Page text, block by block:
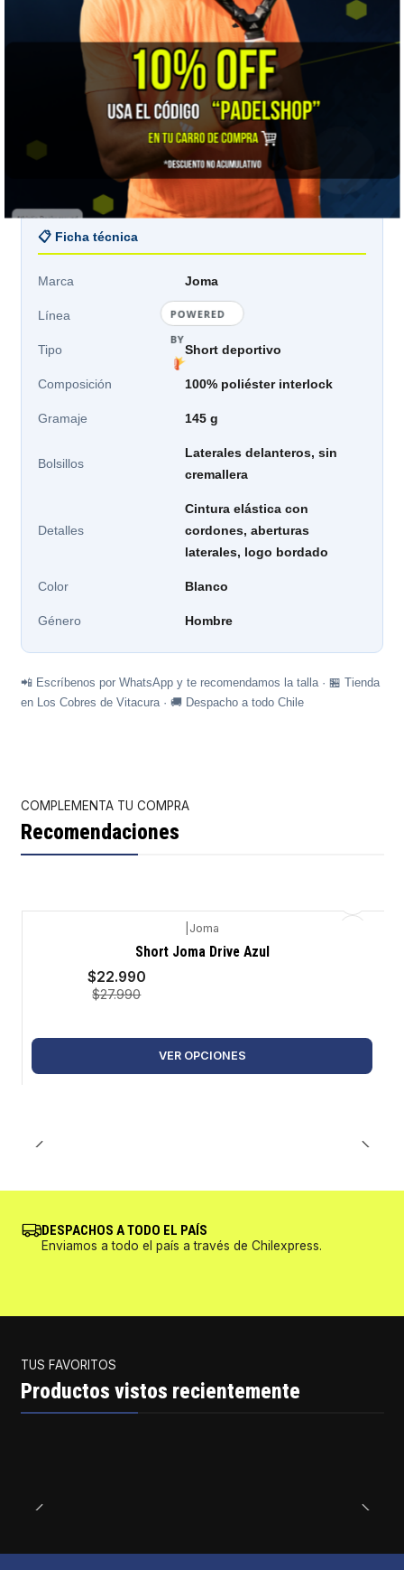
Tiro 81 81,5 82 82,5 83
Mídete a ti, no la prenda:Joma publica medidas
corporales. Para la parte de abajo manda la cadera: con
los pies juntos, pasa la huincha por la parte más ancha
manteniendo la cinta horizontal. Si quedas entre dos
tallas, sube.
📋 Ficha técnica
Marca Joma
Línea Drive
Tipo Short deportivo
Composición 100% poliéster interlock
Gramaje 145 g
Bolsillos
Laterales delanteros, sin
cremallera
Detalles
Cintura elástica con
cordones, aberturas
laterales, logo bordado
Color Blanco
Género Hombre
📲 Escríbenos por WhatsApp y te recomendamos la talla · 🏪 Tienda
en Los Cobres de Vitacura · 🚚 Despacho a todo Chile
COMPLEMENTA TU COMPRA
Recomendaciones
Joma
Short Joma Drive Azul
$22.990
$27.990
VER OPCIONES
DESPACHOS A TODO EL PAÍS
Enviamos a todo el país a través de Chilexpress.
TUS FAVORITOS
Productos vistos recientemente